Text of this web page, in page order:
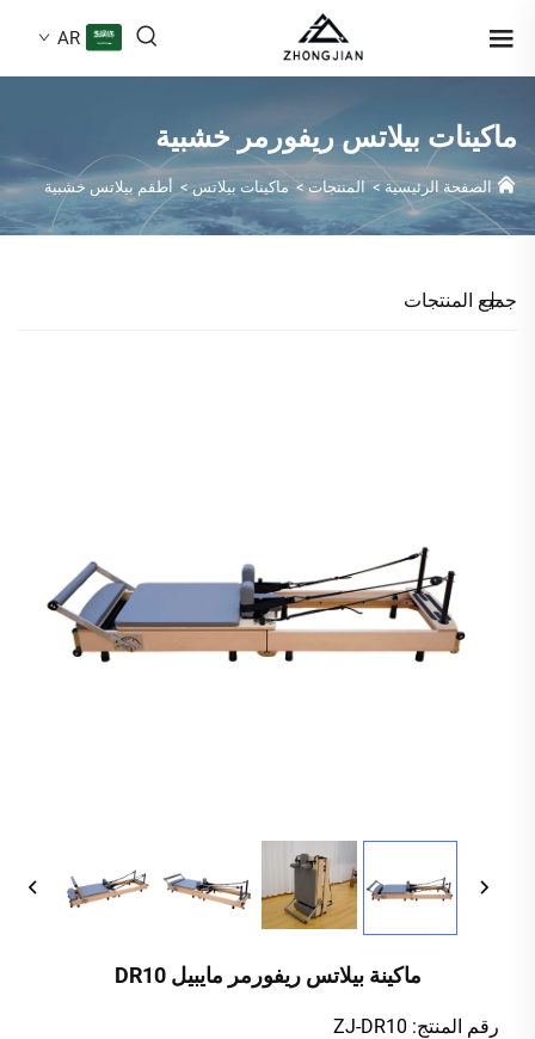
AR
ماكينات بيلاتس ريفورمر خشبية
الصفحة الرئيسية>المنتجات> ماكينات بيلاتس> أطقم بيلاتس خشبية
جميع المنتجات
ماكينة بيلاتس ريفورمر مايبيل DR10
رقم المنتج: ZJ-DR10